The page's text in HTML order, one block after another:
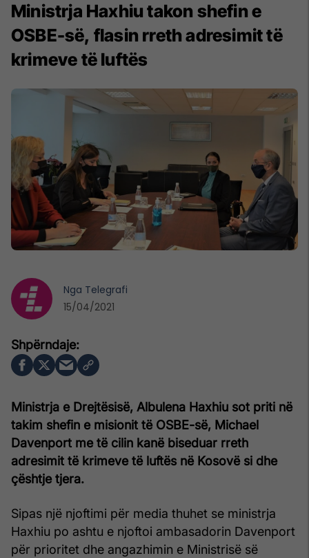
Ministrja Haxhiu takon shefin e
OSBE-së, flasin rreth adresimit të
krimeve të luftës
Ministrja e Drejtësisë, Albulena Haxhiu sot priti në
takim shefin e misionit të OSBE-së, Michael
Davenport me të cilin kanë biseduar rreth
adresimit të krimeve të luftës në Kosovë si dhe
çështje tjera.
Sipas një njoftimi për media thuhet se ministrja
Haxhiu po ashtu e njoftoi ambasadorin Davenport
për prioritet dhe angazhimin e Ministrisë së
Nga Telegrafi
15/04/2021